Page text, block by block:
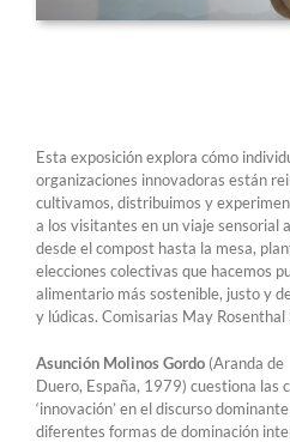
Esta exposición explora cómo
organizaciones innovadoras están
cultivamos, distribuimos y
a los visitantes en un viaje sensorial
desde el compost hasta la mesa,
elecciones colectivas que hacemos
alimentario más sostenible, justo y
y lúdicas. Comisarias May Rosenthal
Asunción Molinos Gordo (Aranda de
Duero, España, 1979) cuestiona las
‘innovación’ en el discurso
diferentes formas de dominación